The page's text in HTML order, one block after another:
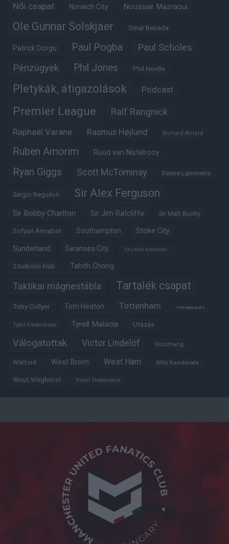
Női csapat Norwich City Noussair Mazraoui
Ole Gunnar Solskjaer Omar Berrada
Patrick Dorgu Paul Pogba Paul Scholes
Pénzügyek Phil Jones Phil Neville
Pletykák, átigazolások Podcast
Premier League Ralf Rangnick
Raphaël Varane Rasmus Højlund Richard Arnold
Ruben Amorim Ruud van Nistelrooy
Ryan Giggs Scott McTominay Senne Lammens
Sergio Reguilon Sir Alex Ferguson
Sir Bobby Charlton Sir Jim Ratcliffe Sir Matt Busby
Sofyan Amrabat Southampton Stoke City
Sunderland Swansea City Szurkoló szemmel
Szurkolói klub Tahith Chong
Taktikai mágnestábla Tartalék csapat
Toby Collyer Tom Heaton Tottenham Trófeabibliográfia
Tyler Fredericson Tyrell Malacia Utazás
Válogatottak Victor Lindelöf Visszhang
Watford West Brom West Ham Willy Kambwala
Wout Weghorst Youri Tielemans